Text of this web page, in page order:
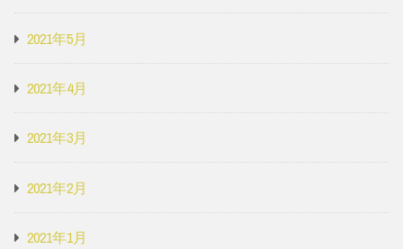
2021年5月
2021年4月
2021年3月
2021年2月
2021年1月